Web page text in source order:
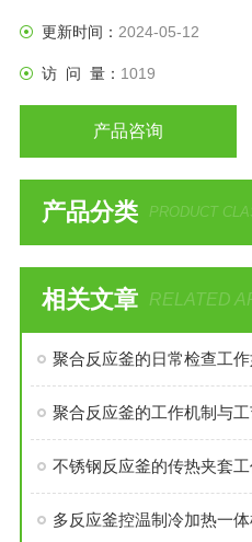
更新时间： 2024-05-12
访 问 量： 1019
产品咨询
产品分类 PRODUCT
相关文章 RELATED
聚合反应釜的日常检查工
聚合反应釜的工作机制与
不锈钢反应釜的传热夹套
多反应釜控温制冷加热一